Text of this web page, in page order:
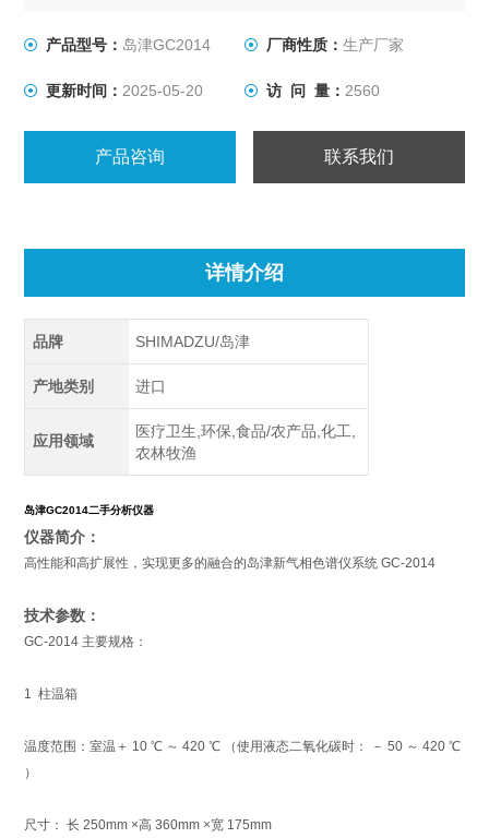
产品型号： 岛津GC2014 厂商性质： 生产厂家
更新时间：2025-05-20 访 问 量： 2560
产品咨询 联系我们
详情介绍
品牌 SHIMADZU/岛津
产地类别 进口
应用领域
医疗卫生,环保,食品/农产品,化工,
农林牧渔
岛津GC2014二手分析仪器
仪器简介：
高性能和高扩展性，实现更多的融合的岛津新气相色谱仪系统 GC-2014
技术参数：
GC-2014 主要规格：
1 柱温箱
温度范围：室温＋ 10 ℃ ～ 420 ℃ （使用液态二氧化碳时： － 50 ～ 420 ℃
）
尺寸： 长 250mm ×高 360mm ×宽 175mm